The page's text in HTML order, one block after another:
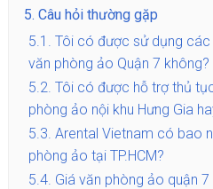
5. Câu hỏi thường gặp
5.1. Tôi có được sử dụng các
văn phòng ảo Quận 7 không?
5.2. Tôi có được hỗ trợ thủ
phòng ảo nội khu Hưng Gia
5.3. Arental Vietnam có bao
phòng ảo tại TP.HCM?
5.4. Giá văn phòng ảo quận